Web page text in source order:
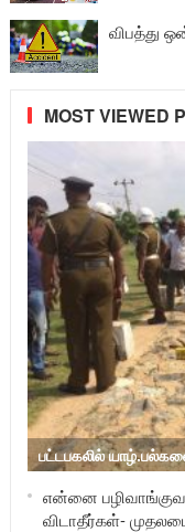
விபத்து
MOST VIEWED
பட்டபகலில்
என்னை
விடாதீர்கள்-